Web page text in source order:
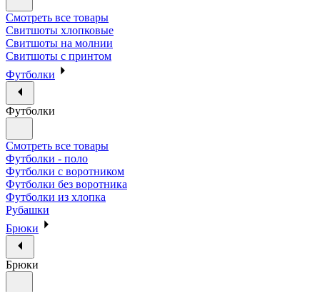
Смотреть все товары
Свитшоты хлопковые
Свитшоты на молнии
Свитшоты с принтом
Футболки
Футболки
Смотреть все товары
Футболки - поло
Футболки с воротником
Футболки без воротника
Футболки из хлопка
Рубашки
Брюки
Брюки